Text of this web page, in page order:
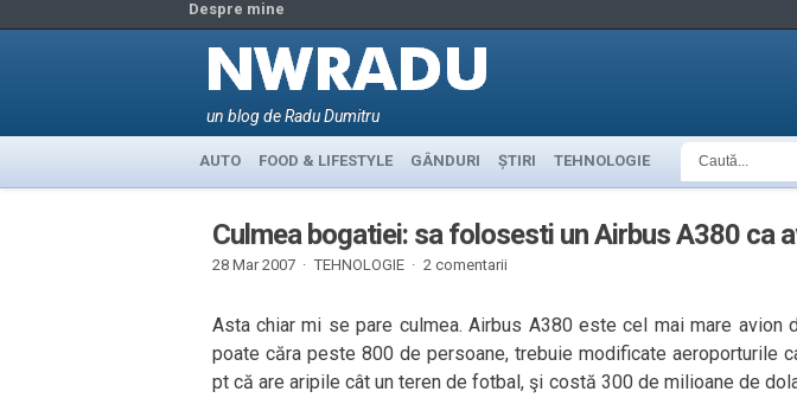
Despre mine
un blog de Radu Dumitru
AUTO FOOD & LIFESTYLE GÂNDURI ȘTIRI TEHNOLOGIE
Culmea bogatiei: sa folosesti un Airbus A380 ca
28 Mar 2007 · TEHNOLOGIE· 2 comentarii
Asta chiar mi se pare culmea. Airbus A380 este cel mai mare avion
poate căra peste 800 de persoane, trebuie modificate aeroporturile
pt că are aripile cât un teren de fotbal, şi costă 300 de milioane de